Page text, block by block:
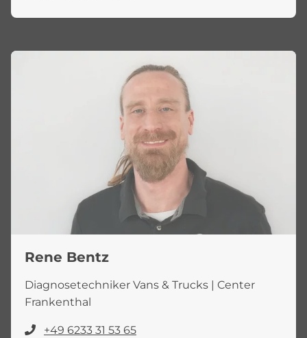
Rene Bentz
Diagnosetechniker Vans & Trucks | Center
Frankenthal
+49 6233 31 53 65